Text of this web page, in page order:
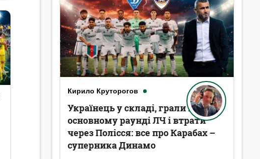
Кирило Круторогов
Українець у складі, грали в
основному раунді ЛЧ і втрати
через Полісся: все про Карабах –
суперника Динамо